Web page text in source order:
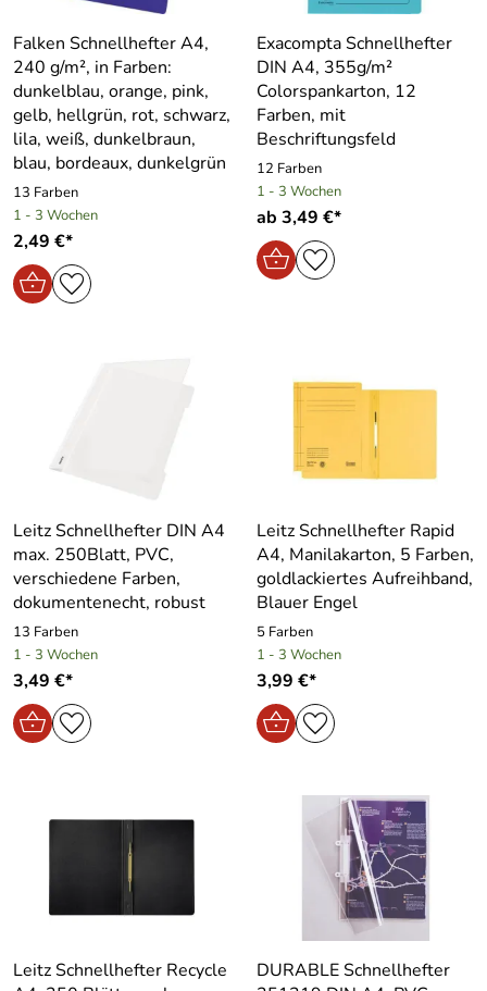
Falken Schnellhefter A4,
240 g/m², in Farben:
dunkelblau, orange, pink,
gelb, hellgrün, rot, schwarz,
lila, weiß, dunkelbraun,
blau, bordeaux, dunkelgrün
13 Farben
1 - 3 Wochen
2,49 €*
Exacompta Schnellhefter
DIN A4, 355g/m²
Colorspankarton, 12
Farben, mit
Beschriftungsfeld
12 Farben
1 - 3 Wochen
ab 3,49 €*
Leitz Schnellhefter DIN A4
max. 250Blatt, PVC,
verschiedene Farben,
dokumentenecht, robust
13 Farben
1 - 3 Wochen
3,49 €*
Leitz Schnellhefter Rapid
A4, Manilakarton, 5 Farben,
goldlackiertes Aufreihband,
Blauer Engel
5 Farben
1 - 3 Wochen
3,99 €*
Leitz Schnellhefter Recycle
DURABLE Schnellhefter